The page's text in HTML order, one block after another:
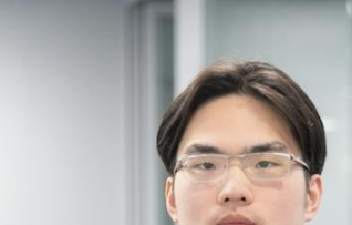
ついて 品質方針 情報セキュリティポリシー